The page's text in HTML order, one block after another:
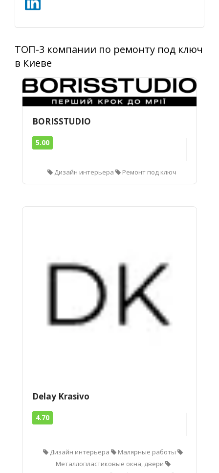
ТОП-3 компании по ремонту под ключ
в Киеве
BORISSTUDIO
5.00
Дизайн интерьера Ремонт под ключ
Delay Krasivo
4.70
Дизайн интерьера
Малярные работы
Металлопластиковые окна, двери